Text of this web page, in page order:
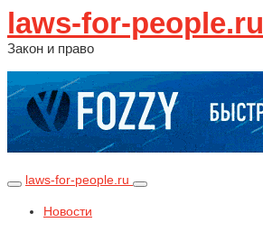
laws-for-people.ru
Закон и право
laws-for-people.ru
Новости